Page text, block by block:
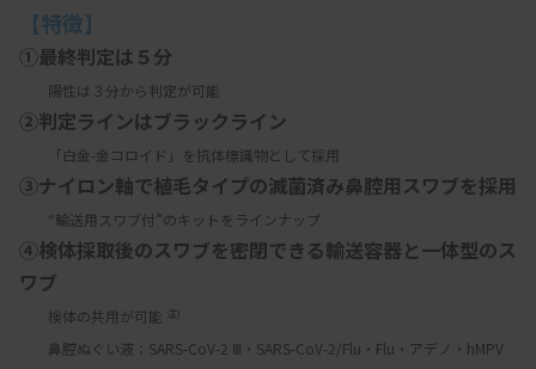
【特徴】
①最終判定は５分
陽性は３分から判定が可能
②判定ラインはブラックライン
「白金-金コロイド」を抗体標識物として採用
③ナイロン軸で植毛タイプの滅菌済み鼻腔用スワブを採用
“輸送用スワブ付”のキットをラインナップ
④検体採取後のスワブを密閉できる輸送容器と一体型のス
ワブ
検体の共用が可能 注)
鼻腔ぬぐい液：SARS-CoV-2 Ⅲ・SARS-CoV-2/Flu・Flu・アデノ・hMPV